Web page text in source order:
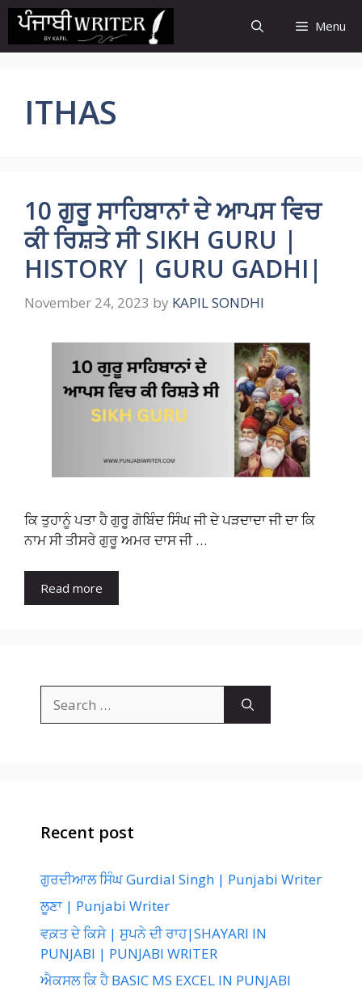
Skip
content
Menu
ITHAS
10 ਗੁਰੂ ਸਾਹਿਬਾਨਾਂ ਦੇ ਆਪਸ ਵਿਚ
ਕੀ ਰਿਸ਼ਤੇ ਸੀ SIKH GURU |
HISTORY | GURU GADHI|
November 24, 2023 by KAPIL SONDHI
ਕਿ ਤੁਹਾਨੂੰ ਪਤਾ ਹੈ ਗੁਰੂ ਗੋਬਿੰਦ ਸਿੰਘ ਜੀ ਦੇ ਪੜਦਾਦਾ ਜੀ ਦਾ ਕਿ
ਨਾਮ ਸੀ ਤੀਸਰੇ ਗੁਰੂ ਅਮਰ ਦਾਸ ਜੀ …
Read more
for:
Recent post
ਗੁਰਦੀਆਲ ਸਿੰਘ Gurdial Singh | Punjabi Writer
ਲੂਣਾ | Punjabi Writer
ਵਕ਼ਤ ਦੇ ਕਿਸੇ | ਸੁਪਨੇ ਦੀ ਰਾਹ|SHAYARI IN
PUNJABI | PUNJABI WRITER
ਐਕਸਲ ਕਿ ਹੈ BASIC MS EXCEL IN PUNJABI